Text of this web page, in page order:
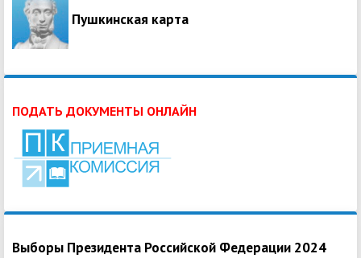
Пушкинская карта
ПОДАТЬ ДОКУМЕНТЫ ОНЛАЙН
Выборы Президента Российской Федерации 2024